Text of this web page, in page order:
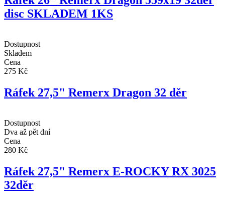
disc SKLADEM 1KS
Dostupnost
Skladem
Cena
275 Kč
Ráfek 27,5" Remerx Dragon 32 děr
Dostupnost
Dva až pět dní
Cena
280 Kč
Ráfek 27,5" Remerx E-ROCKY RX 3025
32děr